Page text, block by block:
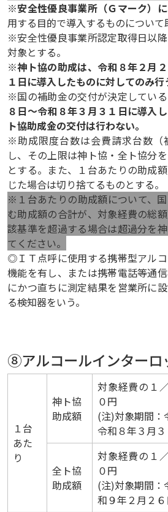
※安全性優良事業所（Ｇマーク）
用する目的で導入するものについて
※安全性優良事業所認定取得日以
対象とする。
※神ト協の助成は、令和８年２月
１日に導入したものに対してのみ行
※国の補助金の交付が決定してい
８日～令和８年３月３１日に導入
ト協助成金の交付は行わない。
※助成限度台数は会費請求台数（
し、その上限は神ト協・全ト協分
とする。また、１台あたりの助成
じた場合は切り捨てるものとする。
※１台あたりの助成額について、
む助成額の合計が、対象経費の総
該基準を超過する場合は超過分を
てください。
◎ＩＴ点呼に使用する携帯型アル
機能を有し、または携帯電話等通
にかつ直ちに測定結果を営業所に
る検知器をいう。
⑧アルコールインターロ
１台
あた
り
神ト協
助成額
対象経費の１
０円
(注)対象期間：
令和８年３月
全ト協
助成額
対象経費の１
０円
(注)対象期間：
和９年２月２６